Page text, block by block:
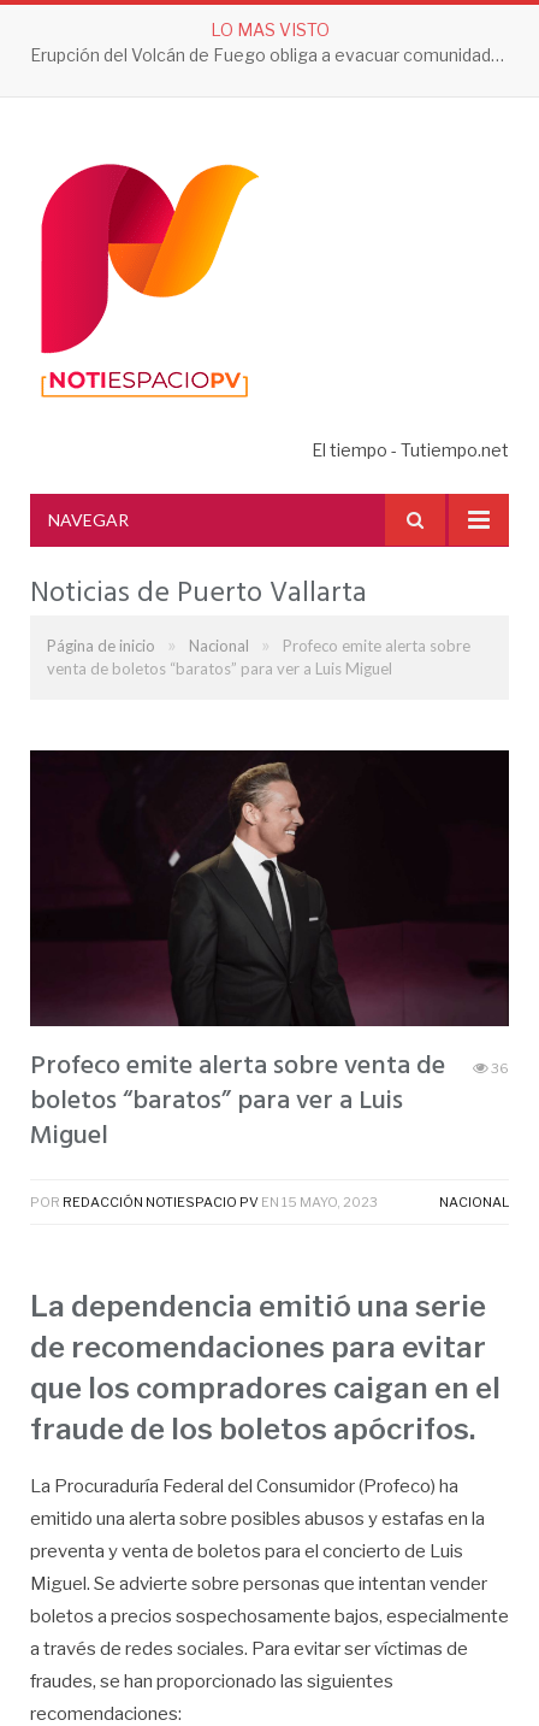
LO MAS VISTO
Erupción del Volcán de Fuego obliga a evacuar comunidades y mantiene en alerta a Guatemala
El tiempo - Tutiempo.net
NAVEGAR
Noticias de Puerto Vallarta
Página de inicio » Nacional »
Profeco emite alerta sobre
venta de boletos “baratos” para ver a Luis Miguel
Profeco emite alerta sobre venta de
boletos “baratos” para ver a Luis
Miguel
36
POR REDACCIÓN NOTIESPACIO PV EN 15 MAYO, 2023 NACIONAL
La dependencia emitió una serie
de recomendaciones para evitar
que los compradores caigan en el
fraude de los boletos apócrifos.
La Procuraduría Federal del Consumidor (Profeco) ha
emitido una alerta sobre posibles abusos y estafas en la
preventa y venta de boletos para el concierto de Luis
Miguel. Se advierte sobre personas que intentan vender
boletos a precios sospechosamente bajos, especialmente
a través de redes sociales. Para evitar ser víctimas de
fraudes, se han proporcionado las siguientes
recomendaciones: